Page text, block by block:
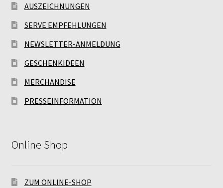
AUSZEICHNUNGEN
SERVE EMPFEHLUNGEN
NEWSLETTER-ANMELDUNG
GESCHENKIDEEN
MERCHANDISE
PRESSEINFORMATION
Online Shop
ZUM ONLINE-SHOP